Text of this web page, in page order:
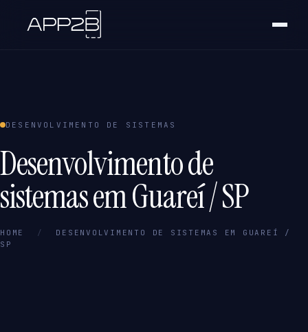
DESENVOLVIMENTO DE SISTEMAS
Desenvolvimento de
sistemas em Guareí / SP
HOME /
DESENVOLVIMENTO DE SISTEMAS EM GUAREÍ /
SP